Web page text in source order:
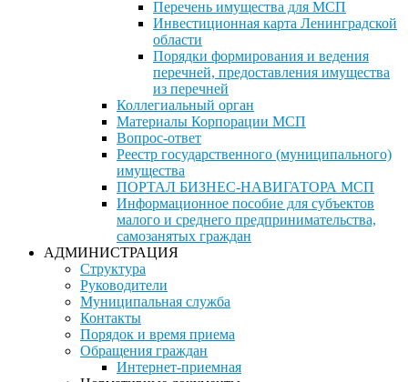
Перечень имущества для МСП
Инвестиционная карта Ленинградской
области
Порядки формирования и ведения
перечней, предоставления имущества
из перечней
Коллегиальный орган
Материалы Корпорации МСП
Вопрос-ответ
Реестр государственного (муниципального)
имущества
ПОРТАЛ БИЗНЕС-НАВИГАТОРА МСП
Информационное пособие для субъектов
малого и среднего предпринимательства,
самозанятых граждан
АДМИНИСТРАЦИЯ
Структура
Руководители
Муниципальная служба
Контакты
Порядок и время приема
Обращения граждан
Интернет-приемная